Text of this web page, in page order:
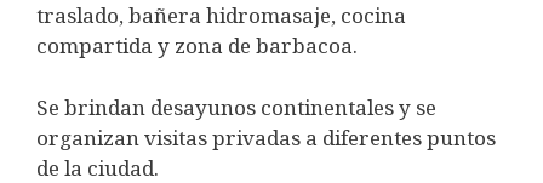
traslado, bañera hidromasaje, cocina
compartida y zona de barbacoa.
Se brindan desayunos continentales y se
organizan visitas privadas a diferentes puntos
de la ciudad.